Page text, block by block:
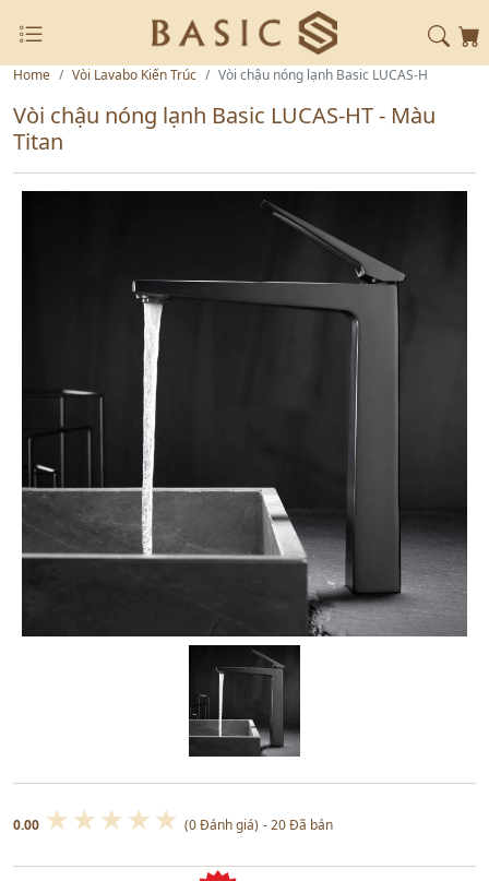
Home Vòi Lavabo Kiến Trúc Vòi chậu nóng lạnh Basic LUCAS-H
Vòi chậu nóng lạnh Basic LUCAS-HT - Màu
Titan
0.00 ★★★★★ (0 Đánh giá) - 20 Đã bán